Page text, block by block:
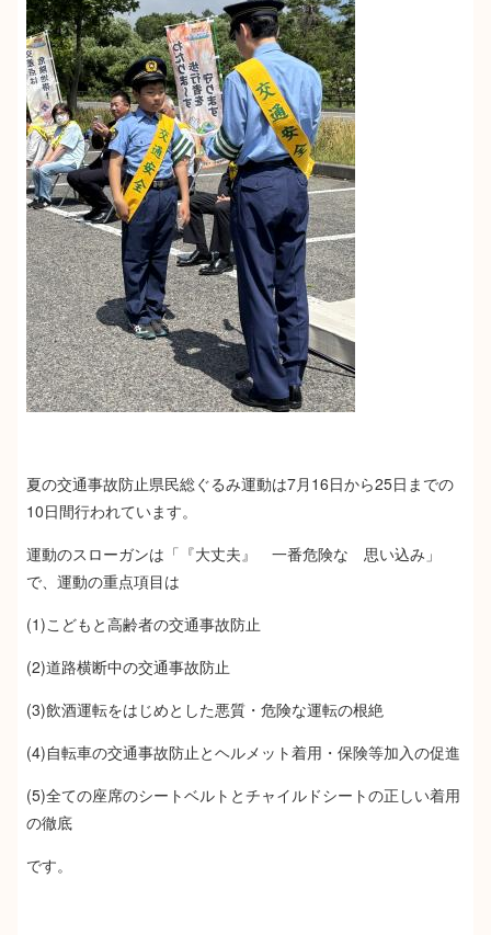
夏の交通事故防止県民総ぐるみ運動は7月16日から25日までの
10日間行われています。
運動のスローガンは「『大丈夫』 一番危険な 思い込み」
で、運動の重点項目は
(1)こどもと高齢者の交通事故防止
(2)道路横断中の交通事故防止
(3)飲酒運転をはじめとした悪質・危険な運転の根絶
(4)自転車の交通事故防止とヘルメット着用・保険等加入の促進
(5)全ての座席のシートベルトとチャイルドシートの正しい着用
の徹底
です。